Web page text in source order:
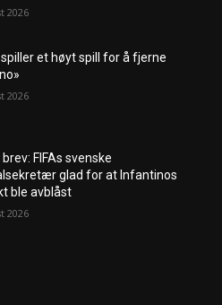
2026
spiller et høyt spill for å fjerne
2026
FIFAs svenske
glad for at Infantinos
ble avblåst
2026